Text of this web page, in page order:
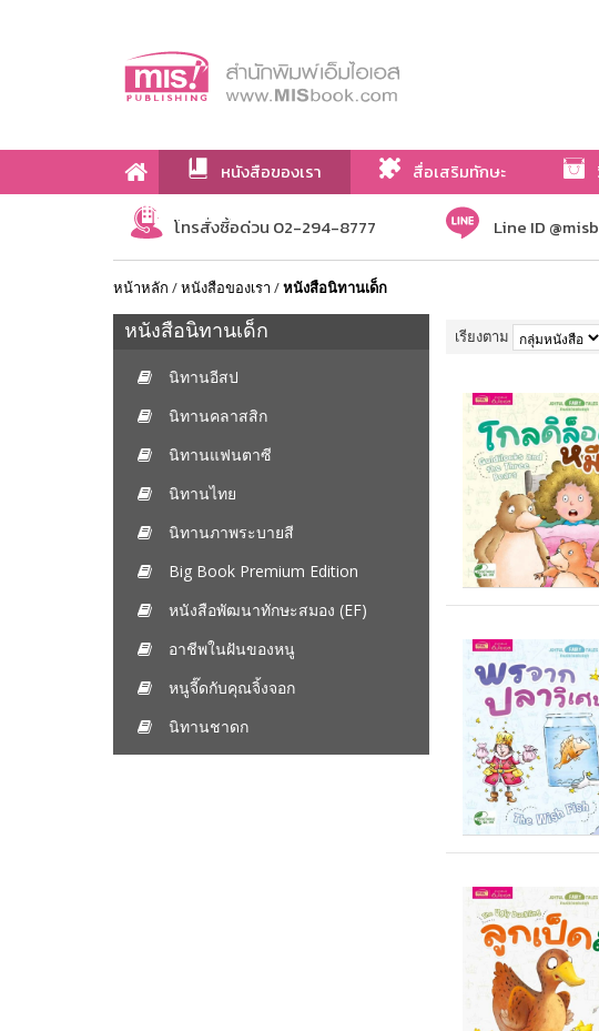
หนังสือของเรา สื่อเสริมทักษะ
เกี่ยวกับเรา
โทรสั่งซื้อด่วน 02-294-8777 Line ID
หน้าหลัก /หนังสือของเรา /หนังสือนิทานเด็ก
หนังสือนิทานเด็ก
นิทานอีสป
นิทานคลาสสิก
นิทานแฟนตาซี
นิทานไทย
นิทานภาพระบายสี
Big Book Premium Edition
หนังสือพัฒนาทักษะสมอง (EF)
อาชีพในฝันของหนู
หนูจี๊ดกับคุณจิ้งจอก
นิทานชาดก
เรียงตาม